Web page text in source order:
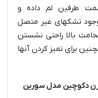
طرفین لم داده و
وجود تشکهای غیر متصل
بالا راحتی نشستن
برای تمیز کردن آنها
دکوچین مدل سورین